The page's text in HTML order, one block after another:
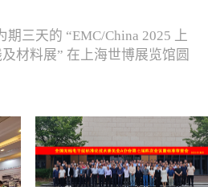
期三天的 “EMC/China 2025 上
材料展” 在上海世博展览馆圆
容领域的行业盛会，本届展
式，深入交流行业见解，踊
兼容领域的高质量发展汇聚
现场，公司展示了...